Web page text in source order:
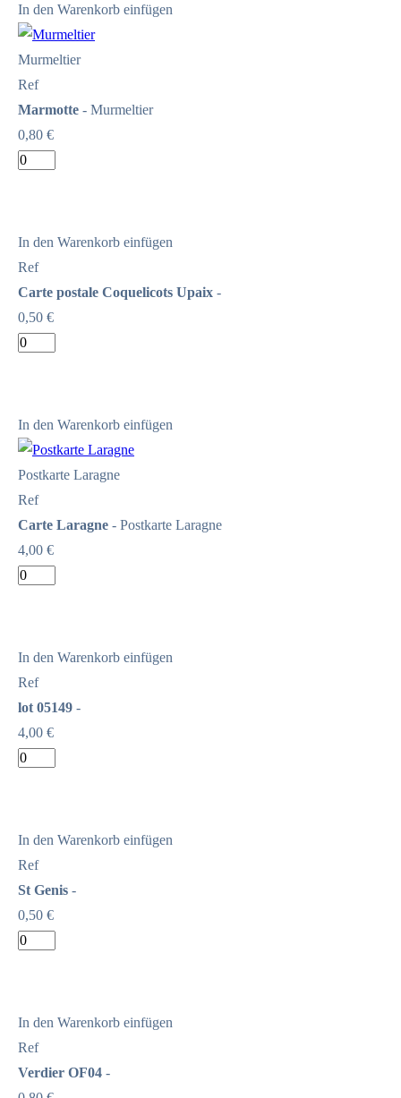
In den Warenkorb einfügen
Murmeltier
Ref
Marmotte - Murmeltier
0,80 €
In den Warenkorb einfügen
Ref
Carte postale Coquelicots Upaix -
0,50 €
In den Warenkorb einfügen
Postkarte Laragne
Ref
Carte Laragne - Postkarte Laragne
4,00 €
In den Warenkorb einfügen
Ref
lot 05149 -
4,00 €
In den Warenkorb einfügen
Ref
St Genis -
0,50 €
In den Warenkorb einfügen
Ref
Verdier OF04 -